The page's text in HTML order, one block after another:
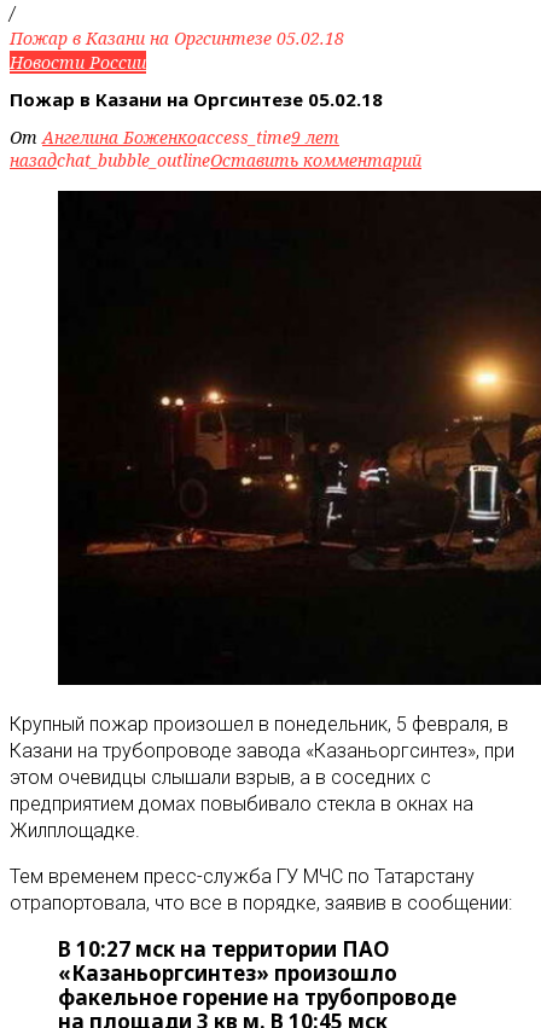
/
Пожар в Казани на Оргсинтезе 05.02.18
Новости России
Пожар в Казани на Оргсинтезе 05.02.18
ОтАнгелина Боженкоaccess_time9 лет
назадchat_bubble_outlineОставить комментарий
Крупный пожар произошел в понедельник, 5 февраля, в
Казани на трубопроводе завода «Казаньоргсинтез», при
этом очевидцы слышали взрыв, а в соседних с
предприятием домах повыбивало стекла в окнах на
Жилплощадке.
Тем временем пресс-служба ГУ МЧС по Татарстану
отрапортовала, что все в порядке, заявив в сообщении:
В 10:27 мск на территории ПАО
«Казаньоргсинтез» произошло
факельное горение на трубопроводе
на площади 3 кв м. В 10:45 мск